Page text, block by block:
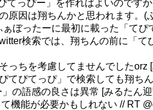
てっぴー」を作ればよいのです
原因は翔ちんかと思われます。(
ぁぼったーに最初に載った「て
検索では、翔ちんの前に「
っちを考慮してませんでしたorz
てぴてっぴ」で検索しても翔ち
」の語感の良さは異常 [みるたん
機能が必要かもしれない // RT